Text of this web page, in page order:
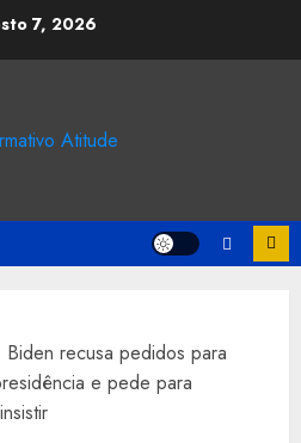
7, 2026
recusa pedidos para
e pede para